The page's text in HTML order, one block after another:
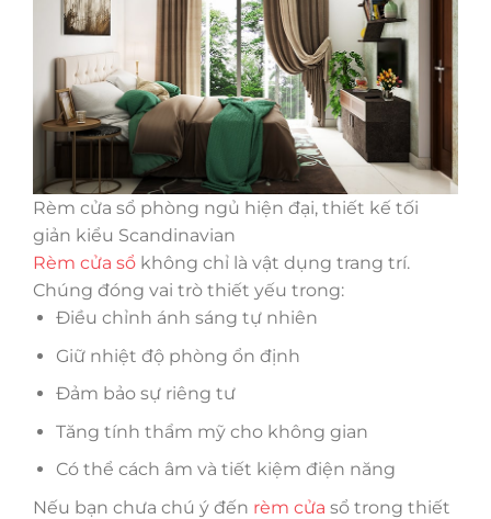
Rèm cửa sổ phòng ngủ hiện đại, thiết kế tối
giản kiểu Scandinavian
Rèm cửa sổ không chỉ là vật dụng trang trí.
Chúng đóng vai trò thiết yếu trong:
Điều chỉnh ánh sáng tự nhiên
Giữ nhiệt độ phòng ổn định
Đảm bảo sự riêng tư
Tăng tính thẩm mỹ cho không gian
Có thể cách âm và tiết kiệm điện năng
Nếu bạn chưa chú ý đến rèm cửa sổ trong thiết